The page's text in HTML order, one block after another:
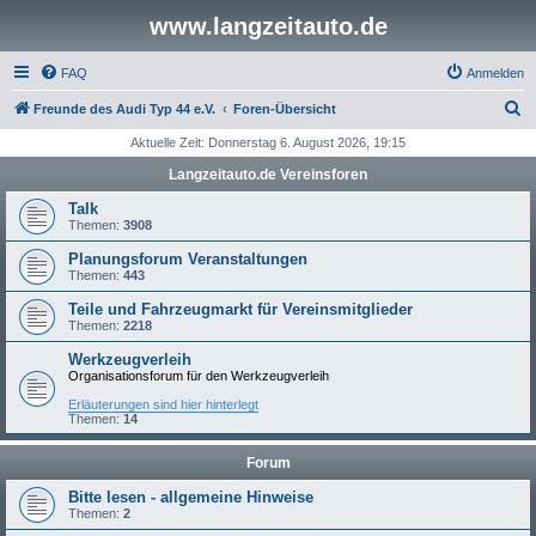
www.langzeitauto.de
FAQ Anmelden
Freunde des Audi Typ 44 e.V. Foren-Übersicht
h
Aktuelle Zeit: Donnerstag 6. August 2026, 19:15
Langzeitauto.de Vereinsforen
Talk
Themen: 3908
Planungsforum Veranstaltungen
Themen: 443
Teile und Fahrzeugmarkt für Vereinsmitglieder
Themen: 2218
Werkzeugverleih
Organisationsforum für den Werkzeugverleih
Erläuterungen sind hier hinterlegt
Themen: 14
Forum
Bitte lesen - allgemeine Hinweise
Themen: 2